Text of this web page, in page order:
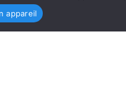
appareil